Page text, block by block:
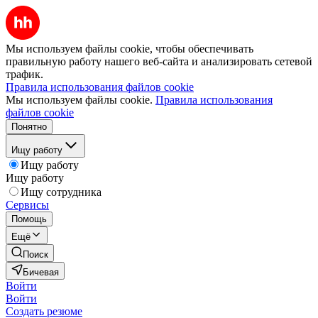
Мы используем файлы cookie, чтобы обеспечивать
правильную работу нашего веб-сайта и анализировать сетевой
трафик.
Правила использования файлов cookie
Мы используем файлы cookie. Правила использования
файлов cookie
Понятно
Ищу работу
Ищу работу
Ищу работу
Ищу сотрудника
Сервисы
Помощь
Ещё
Поиск
Бичевая
Войти
Войти
Создать резюме